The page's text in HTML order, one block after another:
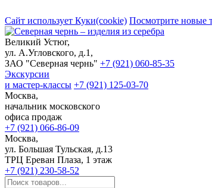
Сайт использует Куки(cookie) Посмотрите новые
Великий Устюг,
ул. А.Угловского, д.1,
ЗАО "Северная чернь" +7 (921) 060-85-35
Экскурсии
и мастер-классы +7 (921) 125-03-70
Москва,
начальник московского
офиса продаж
+7 (921) 066-86-09
Москва,
ул. Большая Тульская, д.13
ТРЦ Ереван Плаза, 1 этаж
+7 (921) 230-58-52